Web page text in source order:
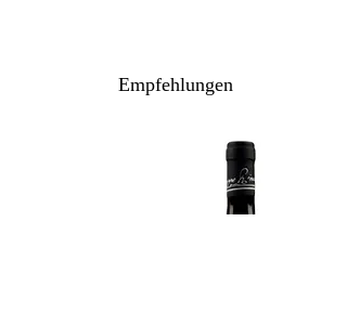
Empfehlungen